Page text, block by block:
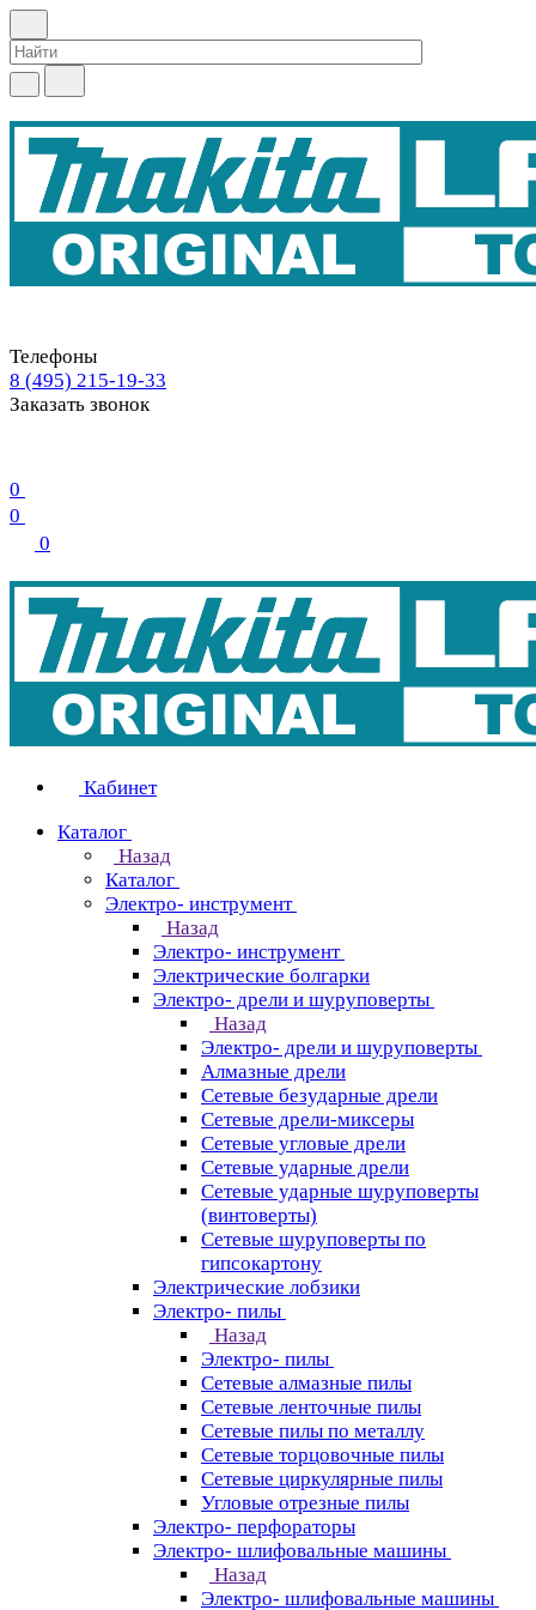
Телефоны
8 (495) 215-19-33
Заказать звонок
0
0
0
Кабинет
Каталог
Назад
Каталог
Электро- инструмент
Назад
Электро- инструмент
Электрические болгарки
Электро- дрели и шуруповерты
Назад
Электро- дрели и шуруповерты
Алмазные дрели
Сетевые безударные дрели
Сетевые дрели-миксеры
Сетевые угловые дрели
Сетевые ударные дрели
Сетевые ударные шуруповерты
(винтоверты)
Сетевые шуруповерты по
гипсокартону
Электрические лобзики
Электро- пилы
Назад
Электро- пилы
Сетевые алмазные пилы
Сетевые ленточные пилы
Сетевые пилы по металлу
Сетевые торцовочные пилы
Сетевые циркулярные пилы
Угловые отрезные пилы
Электро- перфораторы
Электро- шлифовальные машины
Назад
Электро- шлифовальные машины